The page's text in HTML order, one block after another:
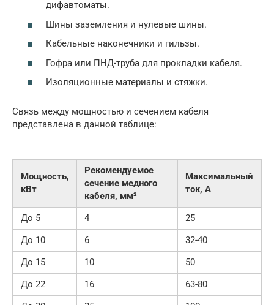
дифавтоматы.
Шины заземления и нулевые шины.
Кабельные наконечники и гильзы.
Гофра или ПНД-труба для прокладки кабеля.
Изоляционные материалы и стяжки.
Связь между мощностью и сечением кабеля
представлена в данной таблице:
Мощность,
кВт
Рекомендуемое
сечение медного
кабеля, мм²
Максимальный
ток, А
До 5 4
25
До 10
6
32-40
До 15
10
50
До 22
16
63-80